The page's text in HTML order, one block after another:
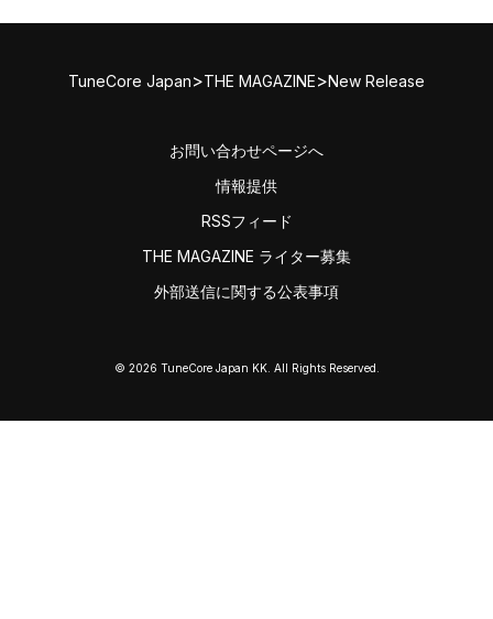
TuneCore Japan>THE MAGAZINE>New Release
お問い合わせページへ
情報提供
RSSフィード
THE MAGAZINE ライター募集
外部送信に関する公表事項
© 2026 TuneCore Japan KK. All Rights Reserved.